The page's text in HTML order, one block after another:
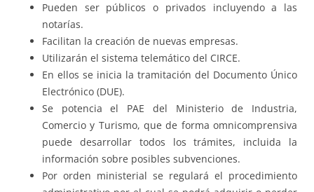
Pueden ser públicos o privados incluyendo a las
notarías.
Facilitan la creación de nuevas empresas.
Utilizarán el sistema telemático del CIRCE.
En ellos se inicia la tramitación del Documento Único
Electrónico (DUE).
Se potencia el PAE del Ministerio de Industria,
Comercio y Turismo, que de forma omnicomprensiva
puede desarrollar todos los trámites, incluida la
información sobre posibles subvenciones.
Por orden ministerial se regulará el procedimiento